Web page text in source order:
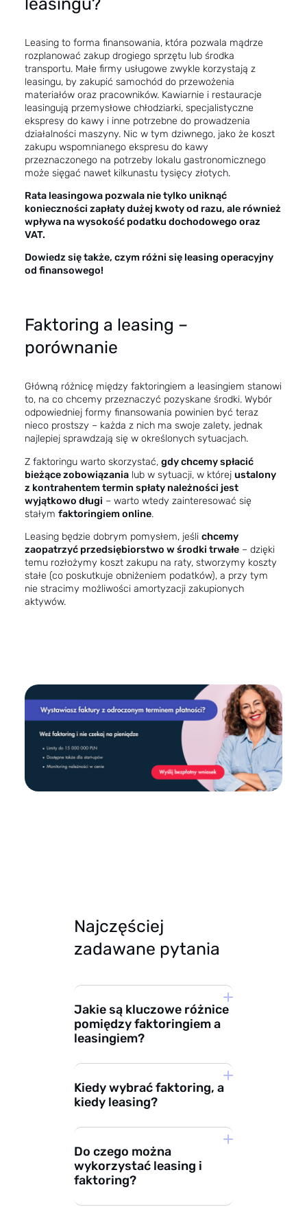
Leasing to forma finansowania, która pozwala mądrze
rozplanować zakup drogiego sprzętu lub środka
transportu. Małe firmy usługowe zwykle korzystają z
leasingu, by zakupić samochód do przewożenia
materiałów oraz pracowników. Kawiarnie i restauracje
leasingują przemysłowe chłodziarki, specjalistyczne
ekspresy do kawy i inne potrzebne do prowadzenia
działalności maszyny. Nic w tym dziwnego, jako że koszt
zakupu wspomnianego ekspresu do kawy
przeznaczonego na potrzeby lokalu gastronomicznego
może sięgać nawet kilkunastu tysięcy złotych.
Rata leasingowa pozwala nie tylko uniknąć
konieczności zapłaty dużej kwoty od razu, ale również
wpływa na wysokość podatku dochodowego oraz
VAT.
Dowiedz się także, czym różni się leasing operacyjny
od finansowego!
Faktoring a leasing –
porównanie
Główną różnicę między faktoringiem a leasingiem stanowi
to, na co chcemy przeznaczyć pozyskane środki. Wybór
odpowiedniej formy finansowania powinien być teraz
nieco prostszy – każda z nich ma swoje zalety, jednak
najlepiej sprawdzają się w określonych sytuacjach.
Z faktoringu warto skorzystać, gdy chcemy spłacić
bieżące zobowiązania lub w sytuacji, w której ustalony
z kontrahentem termin spłaty należności jest
wyjątkowo długi – warto wtedy zainteresować się
stałym faktoringiem online.
Leasing będzie dobrym pomysłem, jeśli chcemy
zaopatrzyć przedsiębiorstwo w środki trwałe – dzięki
temu rozłożymy koszt zakupu na raty, stworzymy koszty
stałe (co poskutkuje obniżeniem podatków), a przy tym
nie stracimy możliwości amortyzacji zakupionych
aktywów.
Najczęściej
zadawane pytania
Jakie są kluczowe różnice
pomiędzy faktoringiem a
leasingiem?
Różne cele:faktoring
służy do poprawy
płynności finansowej
poprzez ułatwienie
dostępu do zamrożonej
w fakturach gotówki.
Leasing pomaga
Kiedy wybrać faktoring, a
kiedy leasing?
Do czego można
wykorzystać leasing i
faktoring?